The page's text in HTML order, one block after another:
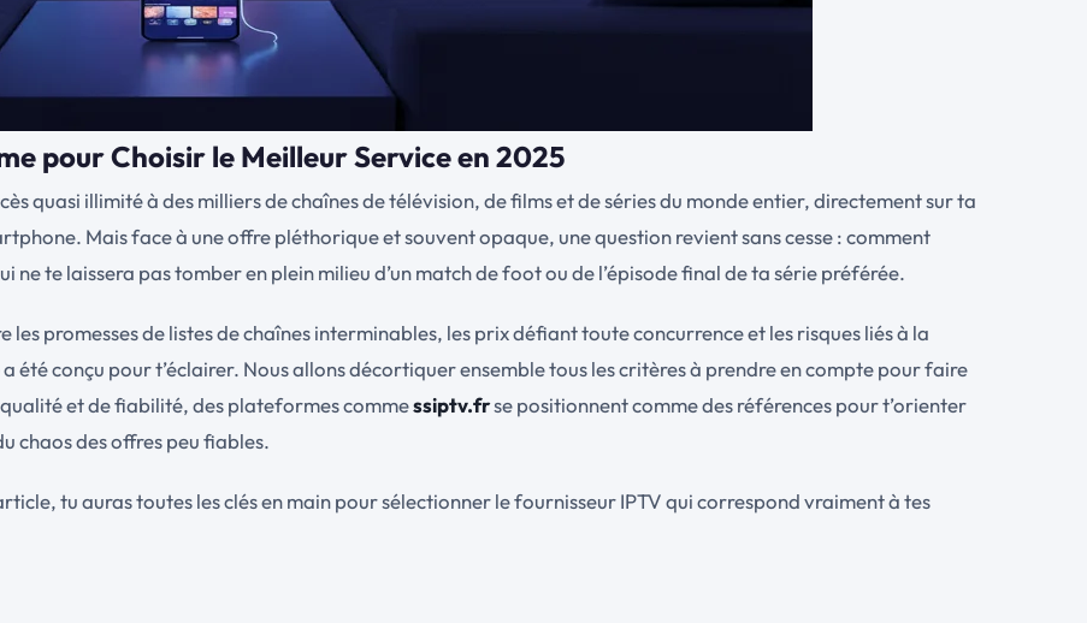
pour Choisir le Meilleur Service en 2025
quasi illimité à des milliers de chaînes de télévision, de films et de séries du monde entier, directement sur ta
Mais face à une offre pléthorique et souvent opaque, une question revient sans cesse : comment
ne te laissera pas tomber en plein milieu d’un match de foot ou de l’épisode final de ta série préférée.
promesses de listes de chaînes interminables, les prix défiant toute concurrence et les risques liés à la
été conçu pour t’éclairer. Nous allons décortiquer ensemble tous les critères à prendre en compte pour faire
et de fiabilité, des plateformes commessiptv.frse positionnent comme des références pour t’orienter
chaos des offres peu fiables.
tu auras toutes les clés en main pour sélectionner le fournisseur IPTV qui correspond vraiment à tes